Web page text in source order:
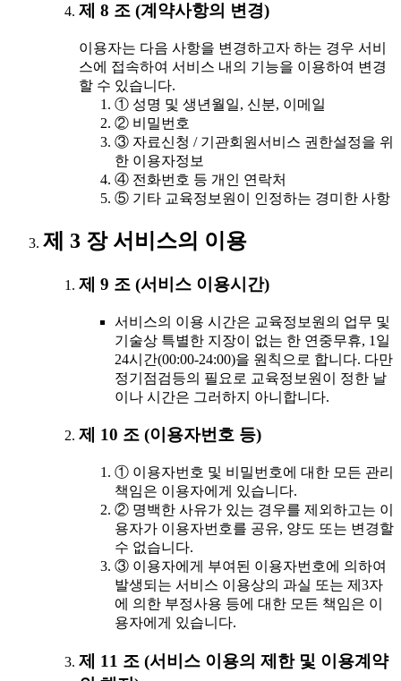
제 8 조 (계약사항의 변경)
이용자는 다음 사항을 변경하고자 하는 경우 서비
스에 접속하여 서비스 내의 기능을 이용하여 변경
할 수 있습니다.
① 성명 및 생년월일, 신분, 이메일
② 비밀번호
③ 자료신청 / 기관회원서비스 권한설정을 위
한 이용자정보
④ 전화번호 등 개인 연락처
⑤ 기타 교육정보원이 인정하는 경미한 사항
제 3 장 서비스의 이용
제 9 조 (서비스 이용시간)
서비스의 이용 시간은 교육정보원의 업무 및
기술상 특별한 지장이 없는 한 연중무휴, 1일
24시간(00:00-24:00)을 원칙으로 합니다. 다만
정기점검등의 필요로 교육정보원이 정한 날
이나 시간은 그러하지 아니합니다.
제 10 조 (이용자번호 등)
① 이용자번호 및 비밀번호에 대한 모든 관리
책임은 이용자에게 있습니다.
② 명백한 사유가 있는 경우를 제외하고는 이
용자가 이용자번호를 공유, 양도 또는 변경할
수 없습니다.
③ 이용자에게 부여된 이용자번호에 의하여
발생되는 서비스 이용상의 과실 또는 제3자
에 의한 부정사용 등에 대한 모든 책임은 이
용자에게 있습니다.
제 11 조 (서비스 이용의 제한 및 이용계약